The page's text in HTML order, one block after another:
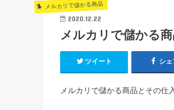
メルカリで儲かる商品
2020.12.22
メルカリで儲かる
ツイート シェ
メルカリで儲かる商品とその仕